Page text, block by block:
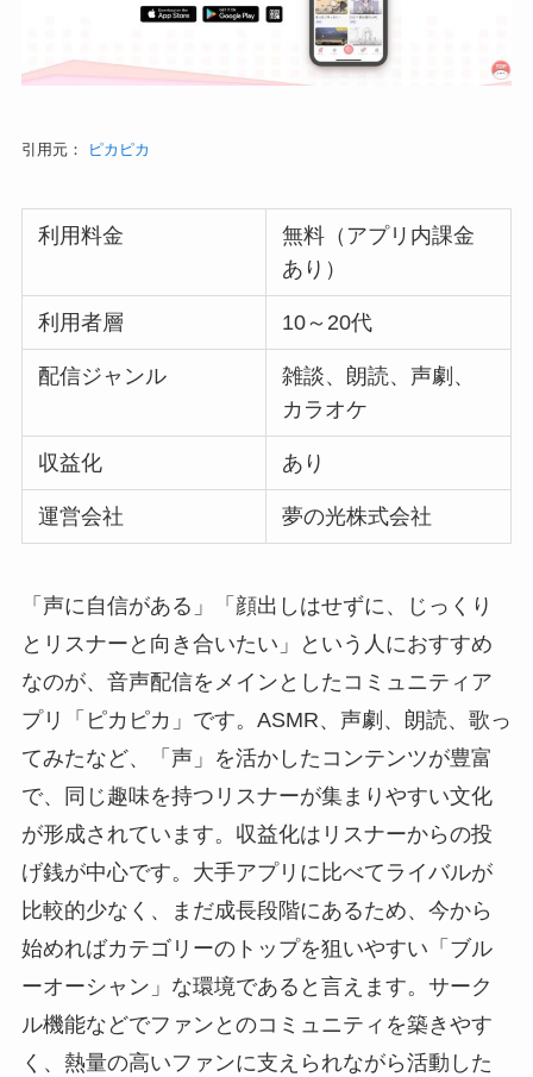
引用元： ピカピカ
利用料金
無料（アプリ内課金
あり）
利用者層 10～20代
配信ジャンル
雑談、朗読、声劇、
カラオケ
収益化 あり
運営会社 夢の光株式会社
「声に自信がある」「顔出しはせずに、じっくり
とリスナーと向き合いたい」という人におすすめ
なのが、音声配信をメインとしたコミュニティア
プリ「ピカピカ」です。ASMR、声劇、朗読、歌っ
てみたなど、「声」を活かしたコンテンツが豊富
で、同じ趣味を持つリスナーが集まりやすい文化
が形成されています。収益化はリスナーからの投
げ銭が中心です。大手アプリに比べてライバルが
比較的少なく、まだ成長段階にあるため、今から
始めればカテゴリーのトップを狙いやすい「ブル
ーオーシャン」な環境であると言えます。サーク
ル機能などでファンとのコミュニティを築きやす
く、熱量の高いファンに支えられながら活動した